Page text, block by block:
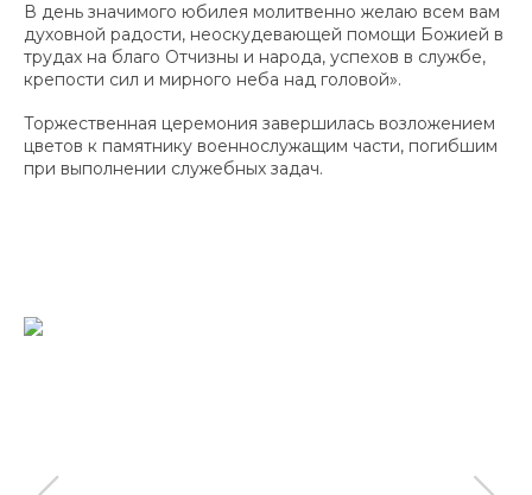
В день значимого юбилея молитвенно желаю всем вам
духовной радости, неоскудевающей помощи Божией в
трудах на благо Отчизны и народа, успехов в службе,
крепости сил и мирного неба над головой».
Торжественная церемония завершилась возложением
цветов к памятнику военнослужащим части, погибшим
при выполнении служебных задач.